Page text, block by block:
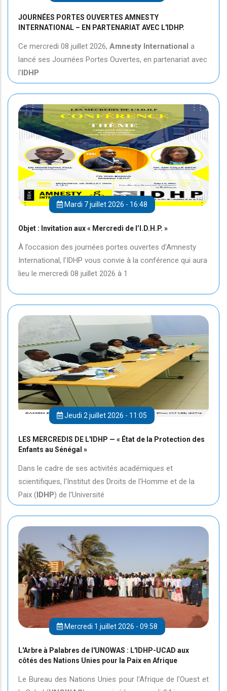
JOURNÉES PORTES OUVERTES AMNESTY
INTERNATIONAL – EN PARTENARIAT AVEC L'IDHP.
Ce mercredi 08 juillet 2026, Amnesty International a
lancé ses Journées Portes Ouvertes, en partenariat avec
l'IDHP
Mardi 7 juillet 2026 - 16:48
Objet : Invitation aux « Mercredi de l’I.D.H.P. »
À l’occasion des journées portes ouvertes d’Amnesty
International, l’IDHP vous convie à la conférence qui aura
lieu le mercredi 08 juillet 2026 à 1
Jeudi 2 juillet 2026 - 11:05
LES MERCREDIS DE L'IDHP — « État de la Protection des
Enfants au Sénégal »
Dans le cadre de ses activités académiques et
scientifiques, l'Institut des Droits de l'Homme et de la
Paix (IDHP) de l'Université
Mercredi 1 juillet 2026 - 09:58
L'Arbre à Palabres de l'UNOWAS : L'IDHP-UCAD aux
côtés des Nations Unies pour la Paix en Afrique
Le Bureau des Nations Unies pour l'Afrique de l'Ouest et